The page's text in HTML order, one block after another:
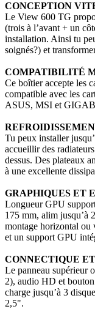
CONCEPTION
Le View 600 TG
(trois à l’avant + un
installation. Ainsi tu
soignés?) et
COMPATIBILITÉ
Ce boîtier accepte les
compatible avec les
ASUS, MSI et
Tu peux installer
accueillir des
dessus. Des plateaux
à une excellente
GRAPHIQUES ET
Longueur GPU
175 mm, alim jusqu’à
montage horizontal ou
et un support GPU
CONNECTIQUE
Le panneau supérieur
2), audio HD et
charge jusqu’à 3
2,5".